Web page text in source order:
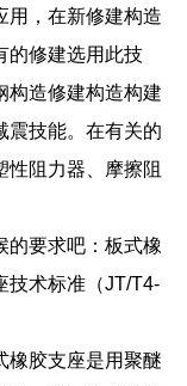
用，在新修建构造
的修建选用此技
构造修建构造构建
震技能。在有关的
性阻力器、摩擦阻
的要求吧：板式橡
技术标准（JT/T4-
橡胶支座是用聚醚